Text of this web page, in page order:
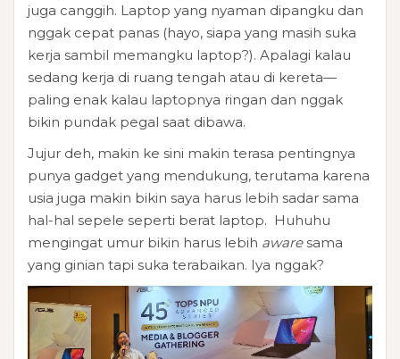
juga canggih. Laptop yang nyaman dipangku dan
nggak cepat panas (hayo, siapa yang masih suka
kerja sambil memangku laptop?). Apalagi kalau
sedang kerja di ruang tengah atau di kereta—
paling enak kalau laptopnya ringan dan nggak
bikin pundak pegal saat dibawa.
Jujur deh, makin ke sini makin terasa pentingnya
punya gadget yang mendukung, terutama karena
usia juga makin bikin saya harus lebih sadar sama
hal-hal sepele seperti berat laptop. Huhuhu
mengingat umur bikin harus lebih awaresama
yang ginian tapi suka terabaikan. Iya nggak?